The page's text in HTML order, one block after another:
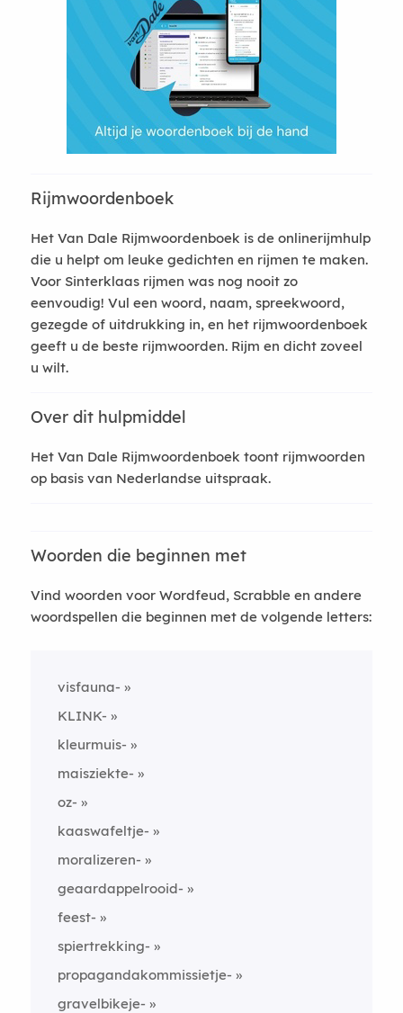
Rijmwoordenboek
Het Van Dale Rijmwoordenboek is de onlinerijmhulp
die u helpt om leuke gedichten en rijmen te maken.
Voor Sinterklaas rijmen was nog nooit zo
eenvoudig! Vul een woord, naam, spreekwoord,
gezegde of uitdrukking in, en het rijmwoordenboek
geeft u de beste rijmwoorden. Rijm en dicht zoveel
u wilt.
Over dit hulpmiddel
Het Van Dale Rijmwoordenboek toont rijmwoorden
op basis van Nederlandse uitspraak.
Woorden die beginnen met
Vind woorden voor Wordfeud, Scrabble en andere
woordspellen die beginnen met de volgende letters:
visfauna-
KLINK-
kleurmuis-
maisziekte-
oz-
kaaswafeltje-
moralizeren-
geaardappelrooid-
feest-
spiertrekking-
propagandakommissietje-
gravelbikeje-